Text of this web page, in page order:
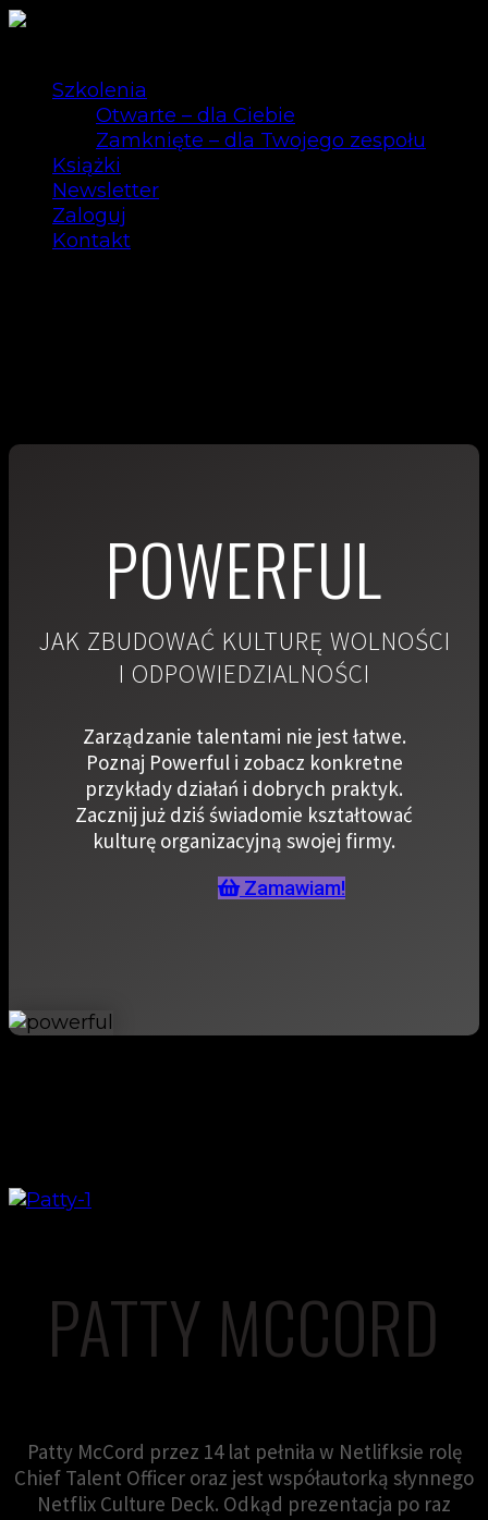
Szkolenia
Otwarte – dla Ciebie
Zamknięte – dla Twojego zespołu
Książki
Newsletter
Zaloguj
Kontakt
POWERFUL
JAK ZBUDOWAĆ KULTURĘ WOLNOŚCI
I ODPOWIEDZIALNOŚCI
Zarządzanie talentami nie jest łatwe.
Poznaj Powerful i zobacz konkretne
przykłady działań i dobrych praktyk.
Zacznij już dziś świadomie kształtować
kulturę organizacyjną swojej firmy.
Zamawiam!
PATTY MCCORD
Patty McCord przez 14 lat pełniła w Netlifksie rolę
Chief Talent Officer oraz jest współautorką słynnego
Netflix Culture Deck. Odkąd prezentacja po raz